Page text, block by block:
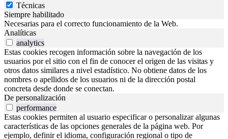
Técnicas
Siempre habilitado
Necesarias para el correcto funcionamiento de la Web.
Analíticas
analytics
Estas cookies recogen información sobre la navegación de los
usuarios por el sitio con el fin de conocer el origen de las visitas y
otros datos similares a nivel estadístico. No obtiene datos de los
nombres o apellidos de los usuarios ni de la dirección postal
concreta desde donde se conectan.
De personalización
performance
Estas cookies permiten al usuario especificar o personalizar algunas
características de las opciones generales de la página web. Por
ejemplo, definir el idioma, configuración regional o tipo de